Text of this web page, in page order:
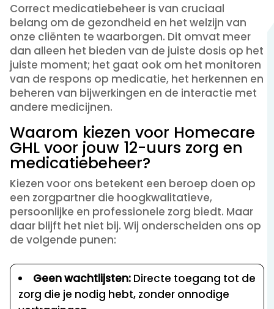
Correct medicatiebeheer is van cruciaal
belang om de gezondheid en het welzijn van
onze cliënten te waarborgen. Dit omvat meer
dan alleen het bieden van de juiste dosis op het
juiste moment; het gaat ook om het monitoren
van de respons op medicatie, het herkennen en
beheren van bijwerkingen en de interactie met
andere medicijnen.
Waarom kiezen voor Homecare
GHL voor jouw 12-uurs zorg en
medicatiebeheer?
Kiezen voor ons betekent een beroep doen op
een zorgpartner die hoogkwalitatieve,
persoonlijke en professionele zorg biedt. Maar
daar blijft het niet bij. Wij onderscheiden ons op
de volgende punen:
Geen wachtlijsten: Directe toegang tot de
zorg die je nodig hebt, zonder onnodige